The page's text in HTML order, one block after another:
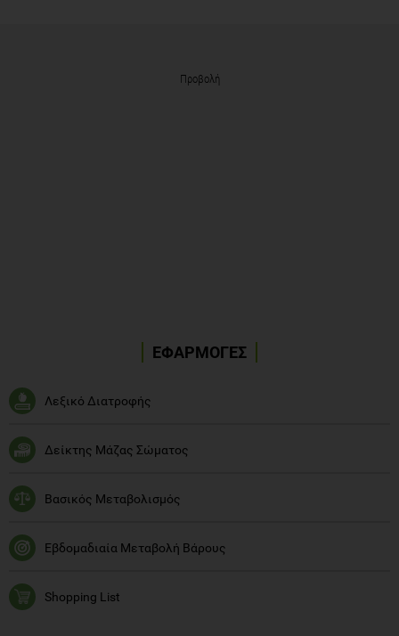
Προβολή
ΕΦΑΡΜΟΓΕΣ
Λεξικό Διατροφής
Δείκτης Μάζας Σώματος
Βασικός Μεταβολισμός
Εβδομαδιαία Μεταβολή Βάρους
Shopping List